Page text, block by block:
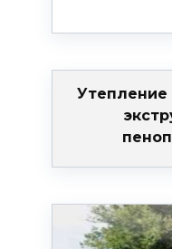
Утепление